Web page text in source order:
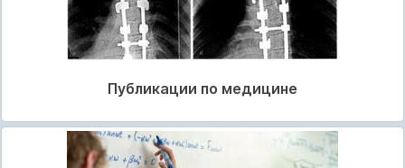
Публикации по медицине